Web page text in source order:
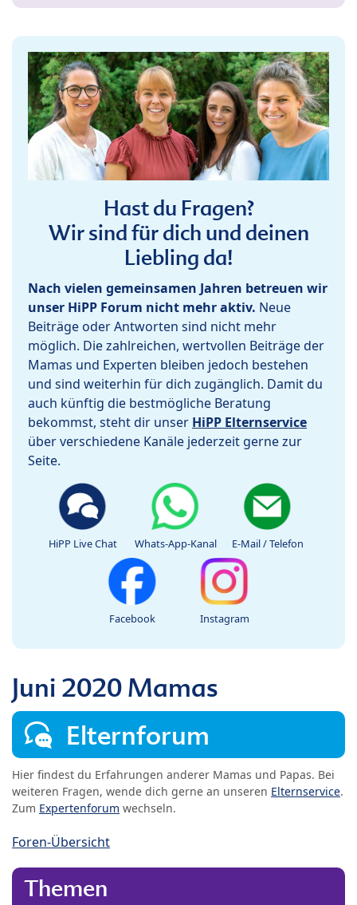
Hast du Fragen?
Wir sind für dich und deinen
Liebling da!
Nach vielen gemeinsamen Jahren betreuen wir
unser HiPP Forum nicht mehr aktiv. Neue
Beiträge oder Antworten sind nicht mehr
möglich. Die zahlreichen, wertvollen Beiträge der
Mamas und Experten bleiben jedoch bestehen
und sind weiterhin für dich zugänglich. Damit du
auch künftig die bestmögliche Beratung
bekommst, steht dir unser HiPP Elternservice
über verschiedene Kanäle jederzeit gerne zur
Seite.
HiPP Live Chat Whats-App-Kanal E-Mail / Telefon
Facebook Instagram
Juni 2020 Mamas
Elternforum
Hier findest du Erfahrungen anderer Mamas und Papas. Bei
weiteren Fragen, wende dich gerne an unseren Elternservice.
Zum Expertenforum wechseln.
Foren-Übersicht
Themen